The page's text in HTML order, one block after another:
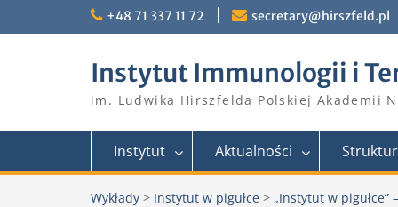
+48 71 337 11 72 secretary@hirszfeld.pl
Instytut Immunologii i
im. Ludwika Hirszfelda Polskiej Akademii
Instytut Aktualności
Wykłady > Instytut w pigułce > „Instytut w pigułce”